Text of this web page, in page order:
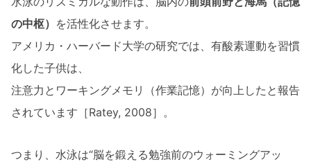
の中枢） を活性化させます。
アメリカ・ハーバード大学の研究では、有酸素運動を習慣
化した子供は、
注意力とワーキングメモリ（作業記憶）が向上したと報告
されています［Ratey, 2008］。
つまり、水泳は“脳を鍛える勉強前のウォーミングアッ